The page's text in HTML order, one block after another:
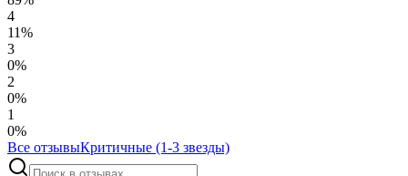
4
11%
3
0%
2
0%
1
0%
Все отзывыКритичные (1-3 звезды)